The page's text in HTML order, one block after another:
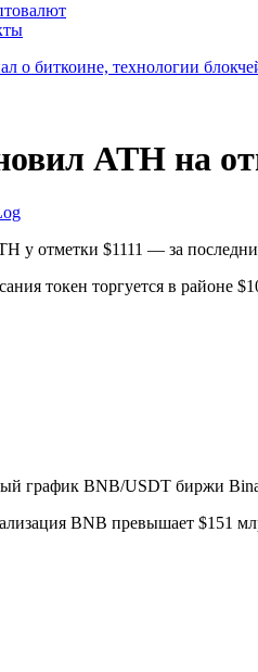
о биткоине, технологии
ATH на
у отметки $1111 — за
токен торгуется в районе
график BNB/USDT биржи
BNB превышает $151